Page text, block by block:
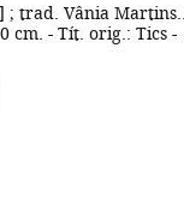
; trad. Vânia Martins...
cm. - Tít. orig.: Tics -